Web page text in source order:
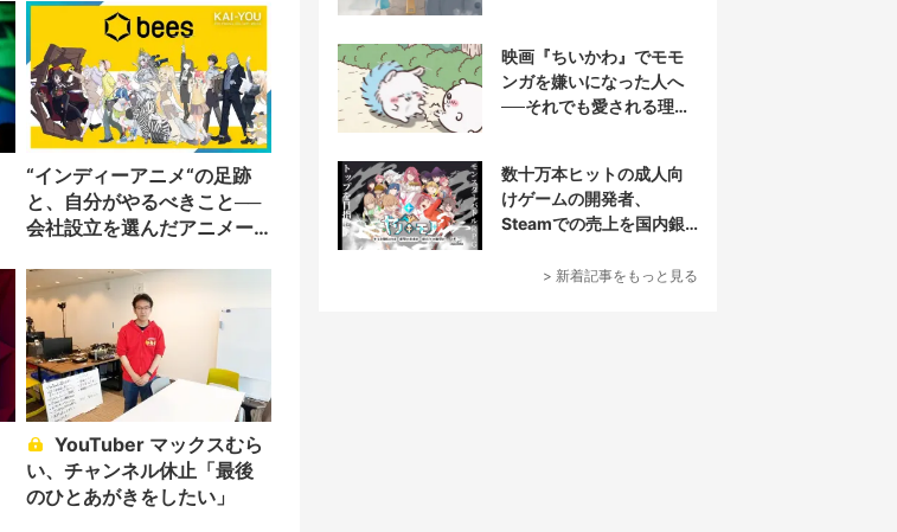
“インディーアニメ“の足跡
と、自分がやるべきこと──
会社設立を選んだアニメー
い、チャンネル休止「最後
のひとあがきをしたい」
映画『ちいかわ』でモモ
ンガを嫌いになった人へ
──それでも愛される理由
数十万本ヒットの成人向
けゲームの開発者、
Steamでの売上を国内銀
> 新着記事をもっと見る